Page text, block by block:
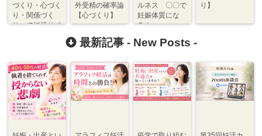
づくり・心づく
り・関係づく
り」で妊活サポ
外受精の確率論
【心づくり】
ルネス 〇〇で
妊娠体質にな
る！
り】
最新記事 - New Posts -